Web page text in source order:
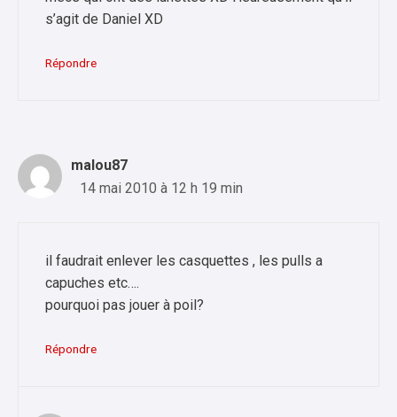
s’agit de Daniel XD
Répondre
malou87
14 mai 2010 à 12 h 19 min
il faudrait enlever les casquettes , les pulls a
capuches etc….
pourquoi pas jouer à poil?
Répondre